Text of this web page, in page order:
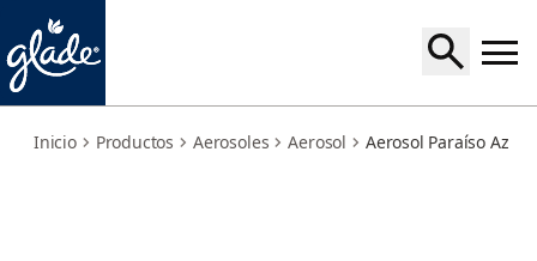
Inicio Productos Aerosoles Aerosol Aerosol Paraíso Azul